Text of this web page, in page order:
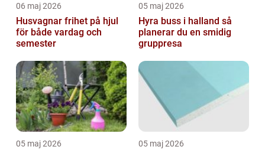
06 maj 2026
Husvagnar frihet på hjul
för både vardag och
semester
05 maj 2026
Hyra buss i halland så
planerar du en smidig
gruppresa
05 maj 2026 05 maj 2026